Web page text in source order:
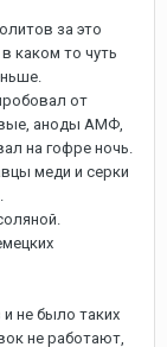
за это
каком то чуть
от
аноды АМФ,
на гофре ночь.
меди и серки
не было таких
не работают,